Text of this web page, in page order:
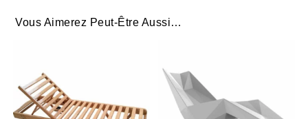
Vous Aimerez Peut-Être Aussi…